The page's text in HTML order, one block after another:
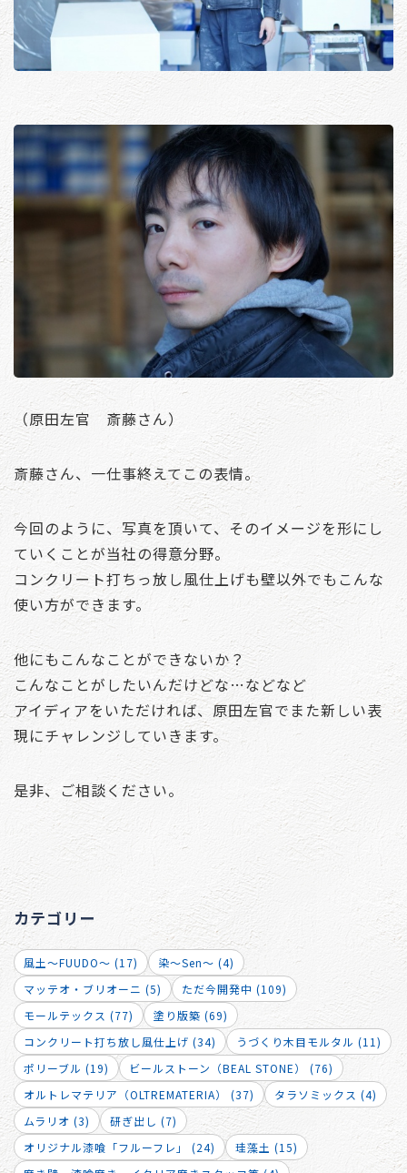
（原田左官 斎藤さん）
斎藤さん、一仕事終えてこの表情。
今回のように、写真を頂いて、そのイメージを形にし
ていくことが当社の得意分野。
コンクリート打ちっ放し風仕上げも壁以外でもこんな
使い方ができます。
他にもこんなことができないか？
こんなことがしたいんだけどな…などなど
アイディアをいただければ、原田左官でまた新しい表
現にチャレンジしていきます。
是非、ご相談ください。
カテゴリー
風土～FUUDO～ (17)
染～Sen～ (4)
マッテオ・ブリオーニ (5)
ただ今開発中 (109)
モールテックス (77)
塗り版築 (69)
コンクリート打ち放し風仕上げ (34)
うづくり木目モルタル (11)
ポリーブル (19)
ビールストーン（BEAL STONE） (76)
オルトレマテリア（OLTREMATERIA） (37)
タラソミックス (4)
ムラリオ (3)
研ぎ出し (7)
オリジナル漆喰「フルーフレ」 (24)
珪藻土 (15)